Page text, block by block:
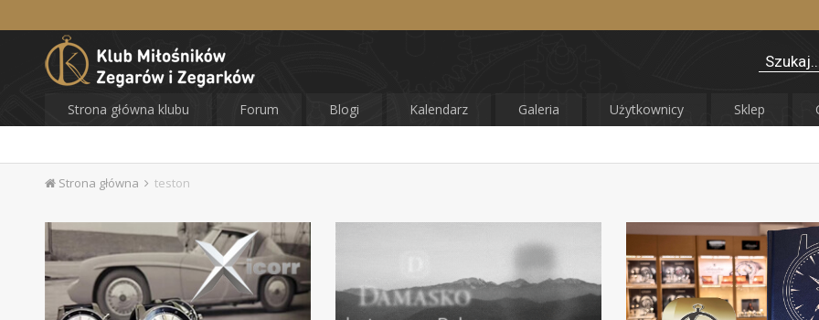
Strona główna klubu Forum Blogi Kalendarz Galeria Użytkownicy Sklep
Strona główna teston